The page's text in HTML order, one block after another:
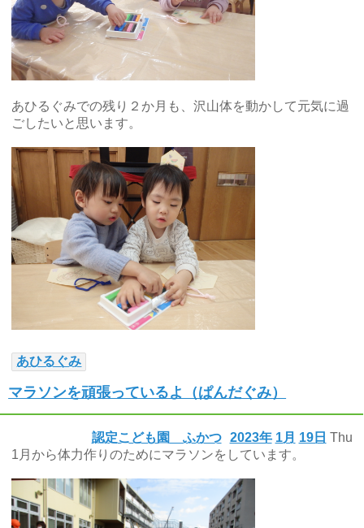
あひるぐみでの残り２か月も、沢山体を動かして元気に過
ごしたいと思います。
あひるぐみ
マラソンを頑張っているよ（ぱんだぐみ）
2023年 1月 19日 Thu
認定こども園 ふかつ
1月から体力作りのためにマラソンをしています。